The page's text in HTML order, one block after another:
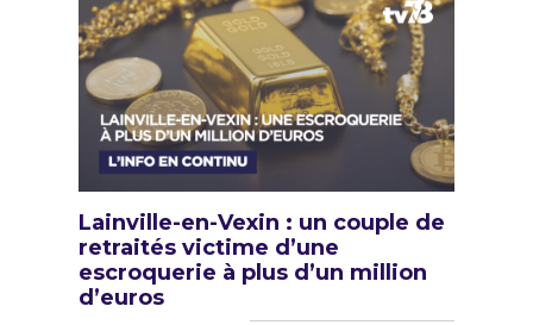
Lainville-en-Vexin : un couple de
retraités victime d’une
escroquerie à plus d’un million
d’euros